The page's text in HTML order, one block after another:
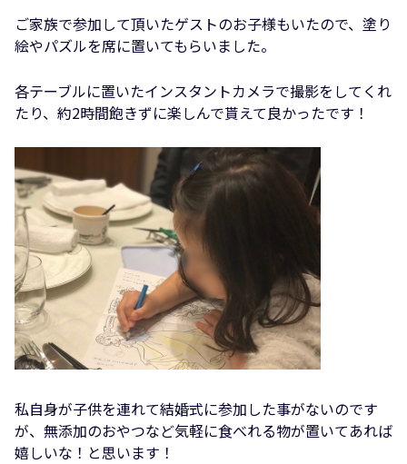
ご家族で参加して頂いたゲストのお子様もいたので、塗り
絵やパズルを席に置いてもらいました。
各テーブルに置いたインスタントカメラで撮影をしてくれ
たり、約2時間飽きずに楽しんで貰えて良かったです！
私自身が子供を連れて結婚式に参加した事がないのです
が、無添加のおやつなど気軽に食べれる物が置いてあれば
嬉しいな！と思います！